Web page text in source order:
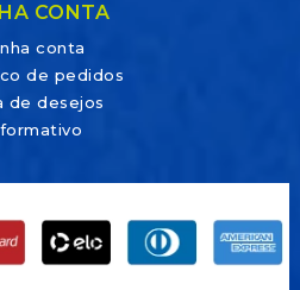
CONTA
conta
de pedidos
de desejos